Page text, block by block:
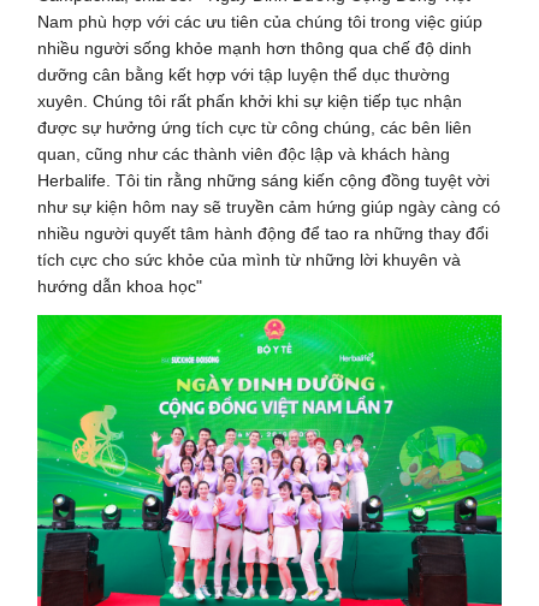
Nam phù hợp với các ưu tiên của chúng tôi trong việc giúp
nhiều người sống khỏe mạnh hơn thông qua chế độ dinh
dưỡng cân bằng kết hợp với tập luyện thể dục thường
xuyên. Chúng tôi rất phấn khởi khi sự kiện tiếp tục nhận
được sự hưởng ứng tích cực từ công chúng, các bên liên
quan, cũng như các thành viên độc lập và khách hàng
Herbalife. Tôi tin rằng những sáng kiến ​​cộng đồng tuyệt vời
như sự kiện hôm nay sẽ truyền cảm hứng giúp ngày càng có
nhiều người quyết tâm hành động để tao ra những thay đổi
tích cực cho sức khỏe của mình từ những lời khuyên và
hướng dẫn khoa học"